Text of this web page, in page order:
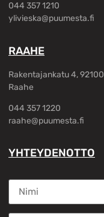
044 357 1210
ylivieska@puumesta.fi
RAAHE
Rakentajankatu 4, 92100
Raahe
044 357 1220
raahe@puumesta.fi
YHTEYDENOTTO